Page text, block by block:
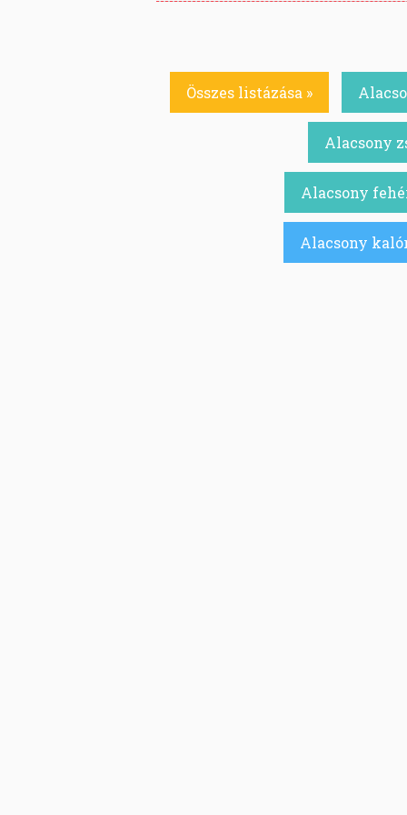
Összes listázása »
Alacsony
Alacsony
Alacsony